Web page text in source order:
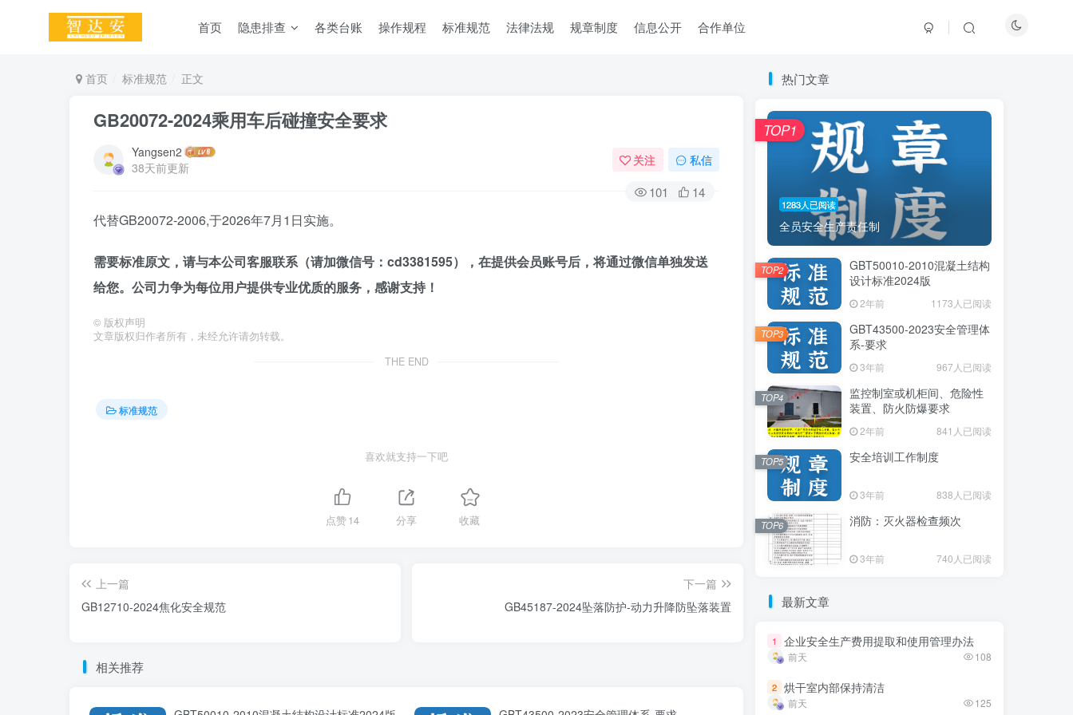
首页 隐患排查 各类台账 操作规程 标准规范 法律法规 规章制度 信息公开 合作单位
首页 标准规范 正文
GB20072-2024乘用车后碰撞安全要求
Yangsen2
38天前更新
关注 私信
101 14
代替GB20072-2006,于2026年7月1日实施。
需要标准原文，请与本公司客服联系（请加微信号：cd3381595）， 在提供会员账号后，将通过微信单独发送
给您。公司力争为每位用户提供专业优质的服务，感谢支持！
© 版权声明
文章版权归作者所有，未经允许请勿转载。
THE END
标准规范
喜欢就支持一下吧
点赞14 分享 收藏
上一篇
GB12710-2024焦化安全规范
下一篇
GB45187-2024坠落防护-动力升降防坠落装置
相关推荐
热门文章
1283人已阅读
全员安全生产责任制
TOP1
GBT50010-2010混凝土结构
设计标准2024版
2年前 1173人已阅读
TOP2
GBT43500-2023安全管理体
系-要求
3年前 967人已阅读
TOP3
监控制室或机柜间、危险性
装置、防火防爆要求
2年前 841人已阅读
TOP4
安全培训工作制度
3年前 838人已阅读
TOP5
消防：灭火器检查频次
3年前 740人已阅读
TOP6
最新文章
1 企业安全生产费用提取和使用管理办法
前天 108
2 烘干室内部保持清洁
前天 125
热门文章
1283人已阅读
全员安全生产责任制
TOP1
GBT50010-2010混凝土结构
设计标准2024版
2年前 1173人已阅读
TOP2
GBT43500-2023安全管理体
系-要求
3年前 967人已阅读
TOP3
监控制室或机柜间、危险性
装置、防火防爆要求
2年前 841人已阅读
TOP4
安全培训工作制度
3年前 838人已阅读
TOP5
消防：灭火器检查频次
3年前 740人已阅读
TOP6
最新文章
1 企业安全生产费用提取和使用管理办法
前天 108
2 烘干室内部保持清洁
前天 125